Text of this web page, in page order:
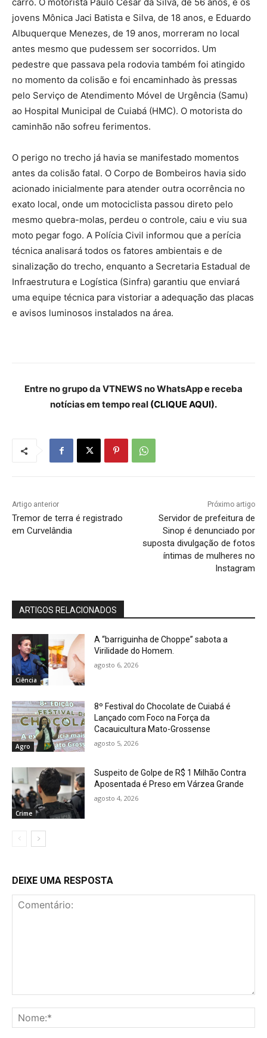
jovens Mônica Jaci Batista e Silva, de 18 anos, e Eduardo
Albuquerque Menezes, de 19 anos, morreram no local
antes mesmo que pudessem ser socorridos. Um
pedestre que passava pela rodovia também foi atingido
no momento da colisão e foi encaminhado às pressas
pelo Serviço de Atendimento Móvel de Urgência (Samu)
ao Hospital Municipal de Cuiabá (HMC). O motorista do
caminhão não sofreu ferimentos.
O perigo no trecho já havia se manifestado momentos
antes da colisão fatal. O Corpo de Bombeiros havia sido
acionado inicialmente para atender outra ocorrência no
exato local, onde um motociclista passou direto pelo
mesmo quebra-molas, perdeu o controle, caiu e viu sua
moto pegar fogo. A Polícia Civil informou que a perícia
técnica analisará todos os fatores ambientais e de
sinalização do trecho, enquanto a Secretaria Estadual de
Infraestrutura e Logística (Sinfra) garantiu que enviará
uma equipe técnica para vistoriar a adequação das placas
e avisos luminosos instalados na área.
Entre no grupo da VTNEWS no WhatsApp e receba
notícias em tempo real (CLIQUE AQUI).
Artigo anterior
Tremor de terra é registrado
em Curvelândia
Próximo artigo
Servidor de prefeitura de
Sinop é denunciado por
suposta divulgação de fotos
íntimas de mulheres no
Instagram
ARTIGOS RELACIONADOS
Ciência
A “barriguinha de Choppe” sabota a
Virilidade do Homem.
agosto 6, 2026
Agro
8º Festival do Chocolate de Cuiabá é
Lançado com Foco na Força da
Cacauicultura Mato-Grossense
agosto 5, 2026
Crime
Suspeito de Golpe de R$ 1 Milhão Contra
Aposentada é Preso em Várzea Grande
agosto 4, 2026
DEIXE UMA RESPOSTA